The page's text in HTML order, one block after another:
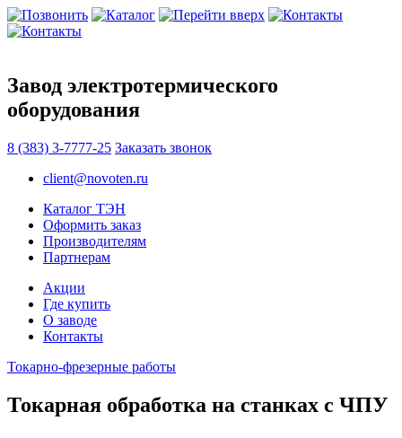
Завод электротермического
оборудования
8 (383) 3-7777-25 Заказать звонок
client@novoten.ru
Каталог ТЭН
Оформить заказ
Производителям
Партнерам
Акции
Где купить
О заводе
Контакты
Токарно-фрезерные работы
Токарная обработка на станках с ЧПУ